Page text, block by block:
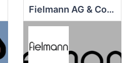
Fielmann AG & Co. OHG